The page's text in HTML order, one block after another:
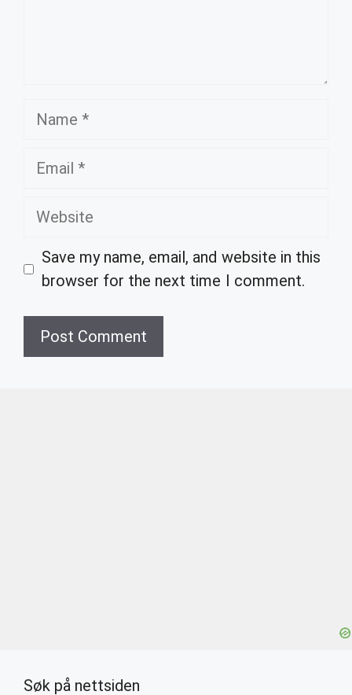
Name
Email
Website
Save my name, email, and website in this
browser for the next time I comment.
Søk på nettsiden